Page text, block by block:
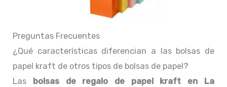
Preguntas Frecuentes
¿Qué características diferencian a las bolsas de
papel kraft de otros tipos de bolsas de papel?
Las bolsas de regalo de papel kraft en La